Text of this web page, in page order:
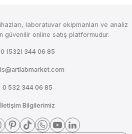
laboratuvar ekipmanları ve analiz
güvenilir online satış platformudur.
0 (532) 344 06 85
0 532 344 06 85
İletişim Bilgilerimiz